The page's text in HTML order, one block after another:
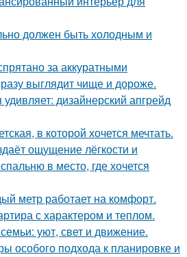
должен быть холодным и
за аккуратными
выглядит чище и дороже.
дизайнерский апгрейд
в которой хочется мечтать.
ощущение лёгкости и
в место, где хочется
метр работает на комфорт.
с характером и теплом.
уют, свет и движение.
особого подхода к планировке и